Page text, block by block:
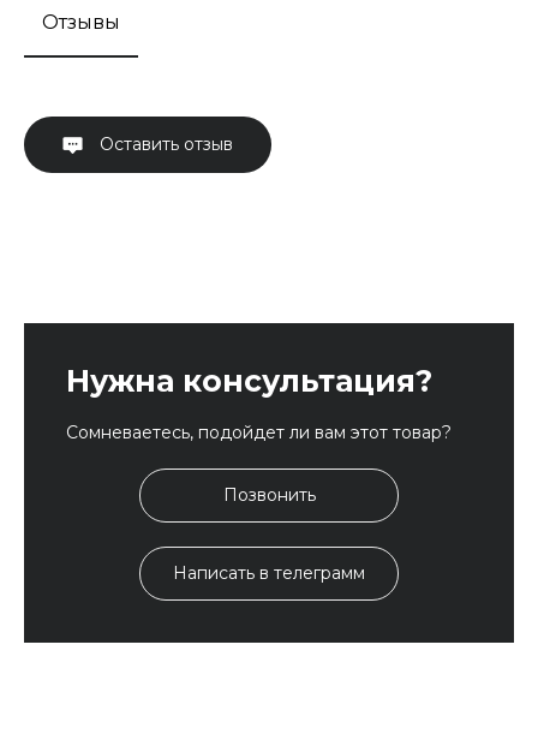
Отзывы
Оставить отзыв
Нужна консультация?
Сомневаетесь, подойдет ли вам этот товар?
Позвонить
Написать в телеграмм